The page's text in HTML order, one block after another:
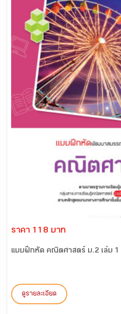
ราคา 118 บาท
แบบฝึกหัด คณิตศาสตร์ ม.2 เล่ม 1
ดูรายละเอียด